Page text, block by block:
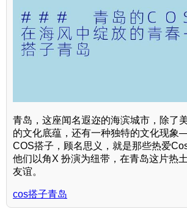
青岛，这座闻名遐迩的海滨城市，除了
的文化底蕴，还有一种独特的文化现象
COS搭子，顾名思义，就是那些热爱
他们以角X 扮演为纽带，在青岛这片热
友谊。
cos搭子青岛